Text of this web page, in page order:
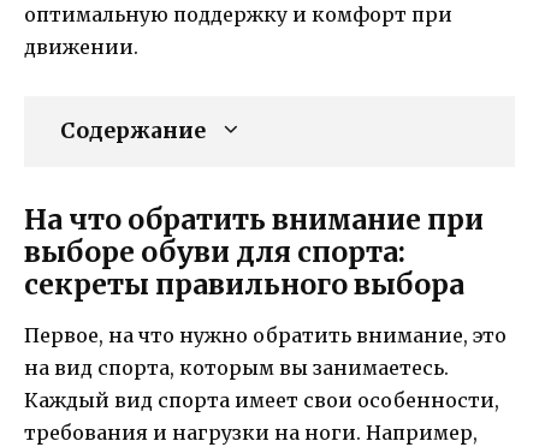
оптимальную поддержку и комфорт при
движении.
Содержание
На что обратить внимание при
выборе обуви для спорта:
секреты правильного выбора
Первое, на что нужно обратить внимание, это
на вид спорта, которым вы занимаетесь.
Каждый вид спорта имеет свои особенности,
требования и нагрузки на ноги. Например,